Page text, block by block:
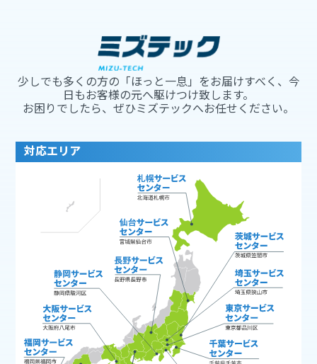
少しでも多くの方の「ほっと一息」をお届けすべく、今
日もお客様の元へ駆けつけ致します。
お困りでしたら、ぜひミズテックへお任せください。
対応エリア